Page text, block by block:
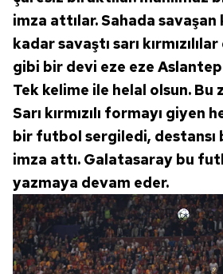
imza attılar. Sahada savaşan
kadar savaştı sarı
gibi bir devi eze eze
Tek kelime ile helal olsun. Bu
Sarı kırmızılı formayı giyen
bir futbol sergiledi,
imza attı. Galatasaray bu
yazmaya devam eder.